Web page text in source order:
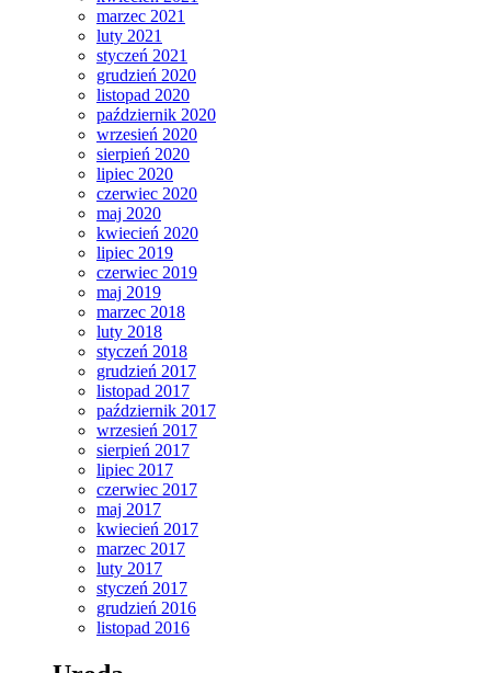
marzec 2021
luty 2021
styczeń 2021
grudzień 2020
listopad 2020
październik 2020
wrzesień 2020
sierpień 2020
lipiec 2020
czerwiec 2020
maj 2020
kwiecień 2020
lipiec 2019
czerwiec 2019
maj 2019
marzec 2018
luty 2018
styczeń 2018
grudzień 2017
listopad 2017
październik 2017
wrzesień 2017
sierpień 2017
lipiec 2017
czerwiec 2017
maj 2017
kwiecień 2017
marzec 2017
luty 2017
styczeń 2017
grudzień 2016
listopad 2016